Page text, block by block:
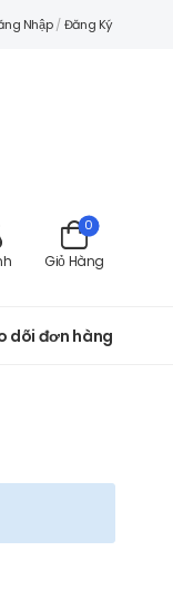
Nhập / Đăng Ký
Giỏ Hàng
0
dõi đơn hàng